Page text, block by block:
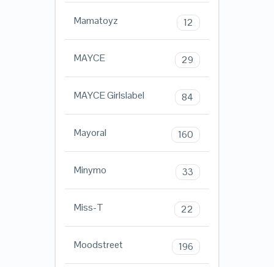
Mamatoyz 12
MAYCE 29
MAYCE Girlslabel 84
Mayoral 160
Minymo 33
Miss-T 22
Moodstreet 196